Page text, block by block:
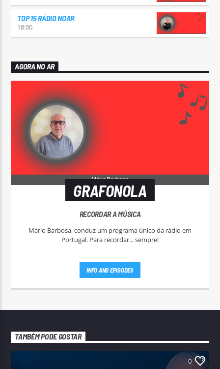
TOP 15 RÁDIO NOAR
18:00
AGORA NO AR
GRAFONOLA
RECORDAR A MÚSICA
Mário Barbosa, conduz um programa único da rádio em
Portugal. Para recordar... sempre!
INFO AND EPISODES
TAMBÉM PODE GOSTAR
0